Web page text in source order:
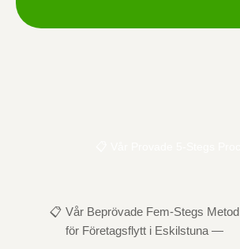
📋 Vår Beprövade Fem-Stegs Metod
för Företagsflytt i Eskilstuna —